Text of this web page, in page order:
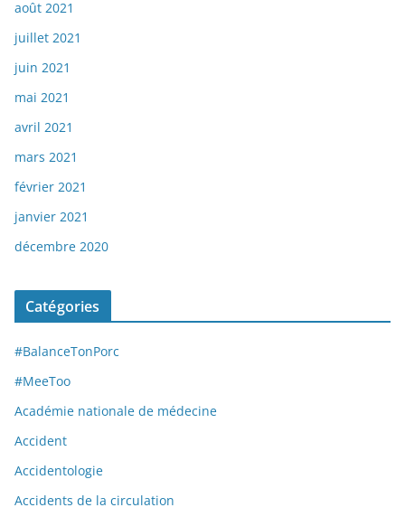
août 2021
juillet 2021
juin 2021
mai 2021
avril 2021
mars 2021
février 2021
janvier 2021
décembre 2020
Catégories
#BalanceTonPorc
#MeeToo
Académie nationale de médecine
Accident
Accidentologie
Accidents de la circulation